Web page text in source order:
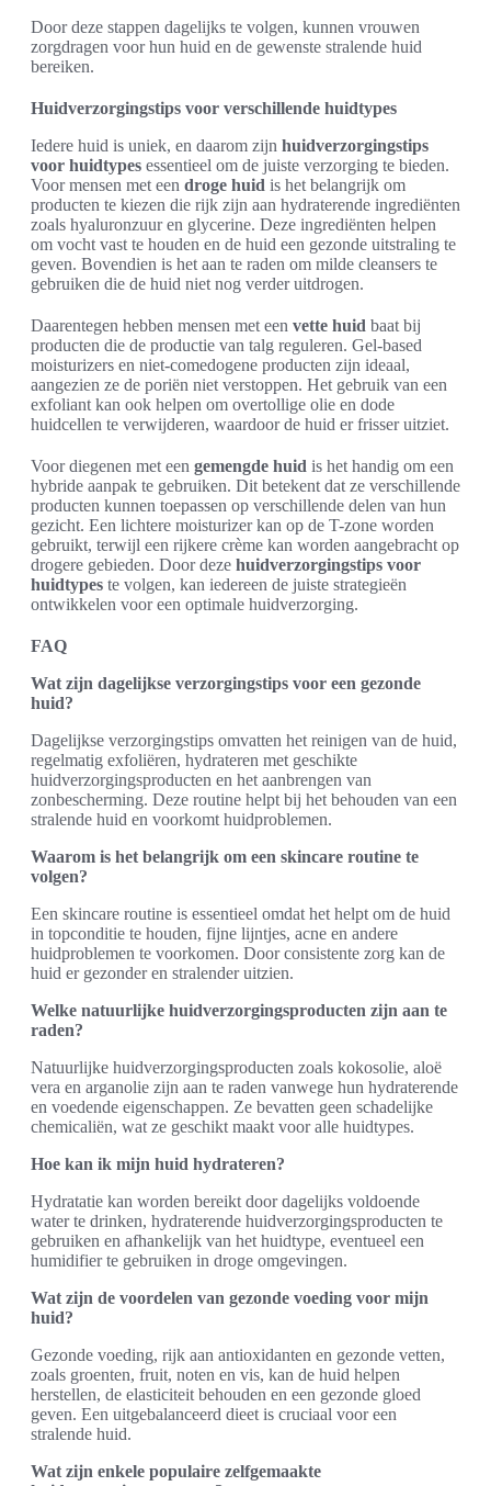
Door deze stappen dagelijks te volgen, kunnen vrouwen
zorgdragen voor hun huid en de gewenste stralende huid
bereiken.
Huidverzorgingstips voor verschillende huidtypes
Iedere huid is uniek, en daarom zijn huidverzorgingstips
voor huidtypes essentieel om de juiste verzorging te bieden.
Voor mensen met een droge huid is het belangrijk om
producten te kiezen die rijk zijn aan hydraterende ingrediënten
zoals hyaluronzuur en glycerine. Deze ingrediënten helpen
om vocht vast te houden en de huid een gezonde uitstraling te
geven. Bovendien is het aan te raden om milde cleansers te
gebruiken die de huid niet nog verder uitdrogen.
Daarentegen hebben mensen met een vette huid baat bij
producten die de productie van talg reguleren. Gel-based
moisturizers en niet-comedogene producten zijn ideaal,
aangezien ze de poriën niet verstoppen. Het gebruik van een
exfoliant kan ook helpen om overtollige olie en dode
huidcellen te verwijderen, waardoor de huid er frisser uitziet.
Voor diegenen met een gemengde huid is het handig om een
hybride aanpak te gebruiken. Dit betekent dat ze verschillende
producten kunnen toepassen op verschillende delen van hun
gezicht. Een lichtere moisturizer kan op de T-zone worden
gebruikt, terwijl een rijkere crème kan worden aangebracht op
drogere gebieden. Door deze huidverzorgingstips voor
huidtypes te volgen, kan iedereen de juiste strategieën
ontwikkelen voor een optimale huidverzorging.
FAQ
Wat zijn dagelijkse verzorgingstips voor een gezonde
huid?
Dagelijkse verzorgingstips omvatten het reinigen van de huid,
regelmatig exfoliëren, hydrateren met geschikte
huidverzorgingsproducten en het aanbrengen van
zonbescherming. Deze routine helpt bij het behouden van een
stralende huid en voorkomt huidproblemen.
Waarom is het belangrijk om een skincare routine te
volgen?
Een skincare routine is essentieel omdat het helpt om de huid
in topconditie te houden, fijne lijntjes, acne en andere
huidproblemen te voorkomen. Door consistente zorg kan de
huid er gezonder en stralender uitzien.
Welke natuurlijke huidverzorgingsproducten zijn aan te
raden?
Natuurlijke huidverzorgingsproducten zoals kokosolie, aloë
vera en arganolie zijn aan te raden vanwege hun hydraterende
en voedende eigenschappen. Ze bevatten geen schadelijke
chemicaliën, wat ze geschikt maakt voor alle huidtypes.
Hoe kan ik mijn huid hydrateren?
Hydratatie kan worden bereikt door dagelijks voldoende
water te drinken, hydraterende huidverzorgingsproducten te
gebruiken en afhankelijk van het huidtype, eventueel een
humidifier te gebruiken in droge omgevingen.
Wat zijn de voordelen van gezonde voeding voor mijn
huid?
Gezonde voeding, rijk aan antioxidanten en gezonde vetten,
zoals groenten, fruit, noten en vis, kan de huid helpen
herstellen, de elasticiteit behouden en een gezonde gloed
geven. Een uitgebalanceerd dieet is cruciaal voor een
stralende huid.
Wat zijn enkele populaire zelfgemaakte